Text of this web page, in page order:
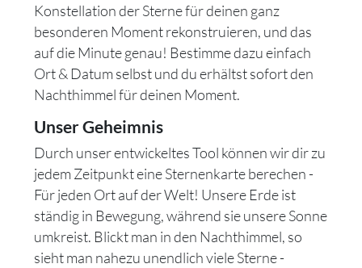
Konstellation der Sterne für deinen ganz
besonderen Moment rekonstruieren, und das
auf die Minute genau! Bestimme dazu einfach
Ort & Datum selbst und du erhältst sofort den
Nachthimmel für deinen Moment.
Unser Geheimnis
Durch unser entwickeltes Tool können wir dir zu
jedem Zeitpunkt eine Sternenkarte berechen -
Für jeden Ort auf der Welt! Unsere Erde ist
ständig in Bewegung, während sie unsere Sonne
umkreist. Blickt man in den Nachthimmel, so
sieht man nahezu unendlich viele Sterne -